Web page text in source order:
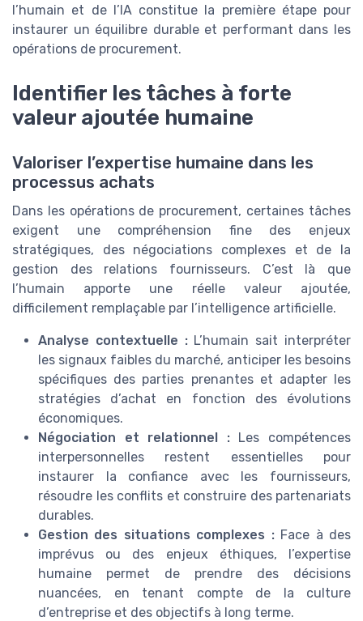
l’humain et de l’IA constitue la première étape pour
instaurer un équilibre durable et performant dans les
opérations de procurement.
Identifier les tâches à forte
valeur ajoutée humaine
Valoriser l’expertise humaine dans les
processus achats
Dans les opérations de procurement, certaines tâches
exigent une compréhension fine des enjeux
stratégiques, des négociations complexes et de la
gestion des relations fournisseurs. C’est là que
l’humain apporte une réelle valeur ajoutée,
difficilement remplaçable par l’intelligence artificielle.
Analyse contextuelle :L’humain sait interpréter
les signaux faibles du marché, anticiper les besoins
spécifiques des parties prenantes et adapter les
stratégies d’achat en fonction des évolutions
économiques.
Négociation et relationnel :Les compétences
interpersonnelles restent essentielles pour
instaurer la confiance avec les fournisseurs,
résoudre les conflits et construire des partenariats
durables.
Gestion des situations complexes :Face à des
imprévus ou des enjeux éthiques, l’expertise
humaine permet de prendre des décisions
nuancées, en tenant compte de la culture
d’entreprise et des objectifs à long terme.